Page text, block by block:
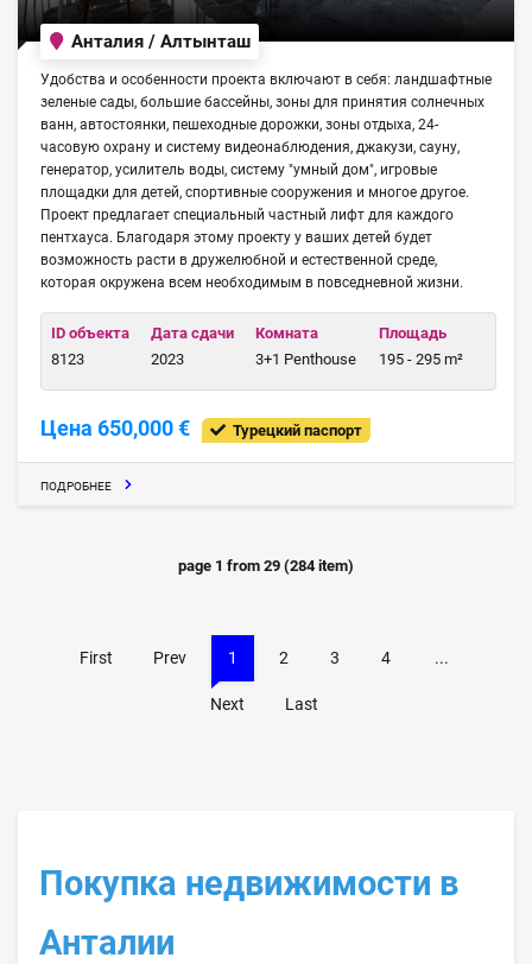
Анталия / Алтынташ
Удобства и особенности проекта включают в себя: ландшафтные
зеленые сады, большие бассейны, зоны для принятия солнечных
ванн, автостоянки, пешеходные дорожки, зоны отдыха, 24-
часовую охрану и систему видеонаблюдения, джакузи, сауну,
генератор, усилитель воды, систему "умный дом", игровые
площадки для детей, спортивные сооружения и многое другое.
Проект предлагает специальный частный лифт для каждого
пентхауса. Благодаря этому проекту у ваших детей будет
возможность расти в дружелюбной и естественной среде,
которая окружена всем необходимым в повседневной жизни.
ID объекта
8123
Дата сдачи
2023
Комната
3+1 Penthouse
Площадь
195 - 295 m²
Цена 650,000 € Турецкий паспорт
ПОДРОБНЕЕ
page 1 from 29 (284item)
First Prev 1 2 3 4 ...
Next Last
Покупка недвижимости в
Анталии